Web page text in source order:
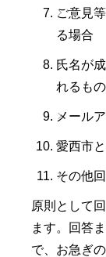
ご意見
る場合
氏名が
れるもの
メール
愛西市
その他
原則として
ます。回答
で、お急ぎ